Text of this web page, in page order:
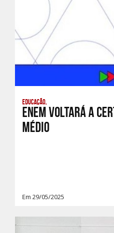
Educação,
Enem voltará a
médio
Em 29/05/2025